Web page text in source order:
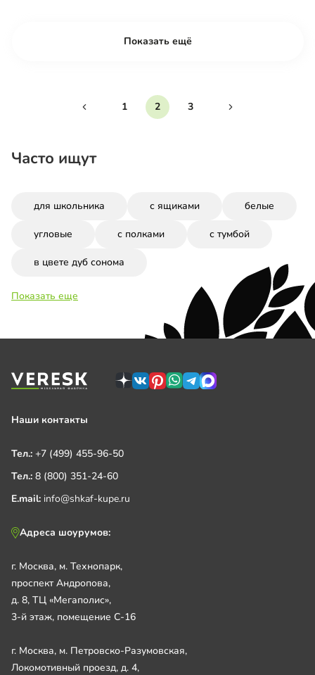
Показать ещё
1 2 3
Часто ищут
для школьника с ящиками белые
угловые с полками с тумбой
в цвете дуб сонома
Показать еще
Наши контакты
Тел.: +7 (499) 455-96-50
Тел.: 8 (800) 351-24-60
E.mail: info@shkaf-kupe.ru
Адреса шоурумов:
г. Москва, м. Технопарк,
проспект Андропова,
д. 8, ТЦ «Мегаполис»,
3-й этаж, помещение С-16
г. Москва, м. Петровско-Разумовская,
Локомотивный проезд, д. 4,